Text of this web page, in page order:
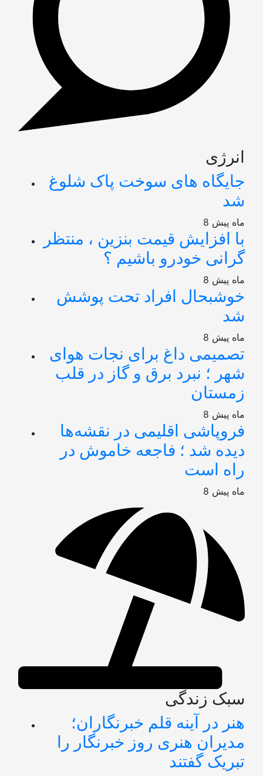
انرژی
جایگاه های سوخت پاک شلوغ
شد
8 ماه پیش
با افزایش قیمت بنزین ، منتظر
گرانی خودرو باشیم ؟
8 ماه پیش
خوشبحال افراد تحت پوشش
شد
8 ماه پیش
تصمیمی داغ برای نجات هوای
شهر ؛ نبرد برق و گاز در قلب
زمستان
8 ماه پیش
فروپاشی اقلیمی در نقشه‌ها
دیده شد ؛ فاجعه خاموش در
راه است
8 ماه پیش
سبک زندگی
هنر در آینه قلم خبرنگاران؛
مدیران هنری روز خبرنگار را
تبریک گفتند